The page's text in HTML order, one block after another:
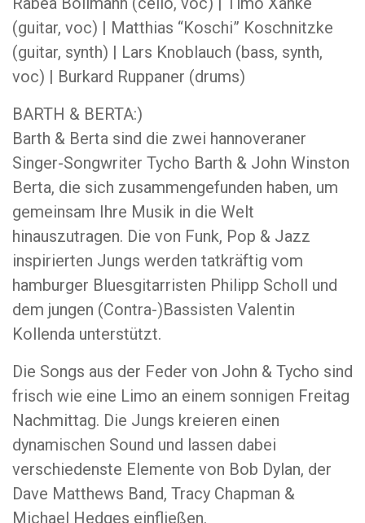
(guitar, voc) | Matthias “Koschi” Koschnitzke
(guitar, synth) | Lars Knoblauch (bass, synth,
voc) | Burkard Ruppaner (drums)
BARTH & BERTA:)
Barth & Berta sind die zwei hannoveraner
Singer-Songwriter Tycho Barth & John Winston
Berta, die sich zusammengefunden haben, um
gemeinsam Ihre Musik in die Welt
hinauszutragen. Die von Funk, Pop & Jazz
inspirierten Jungs werden tatkräftig vom
hamburger Bluesgitarristen Philipp Scholl und
dem jungen (Contra-)Bassisten Valentin
Kollenda unterstützt.
Die Songs aus der Feder von John & Tycho sind
frisch wie eine Limo an einem sonnigen Freitag
Nachmittag. Die Jungs kreieren einen
dynamischen Sound und lassen dabei
verschiedenste Elemente von Bob Dylan, der
Dave Matthews Band, Tracy Chapman &
Michael Hedges einfließen.